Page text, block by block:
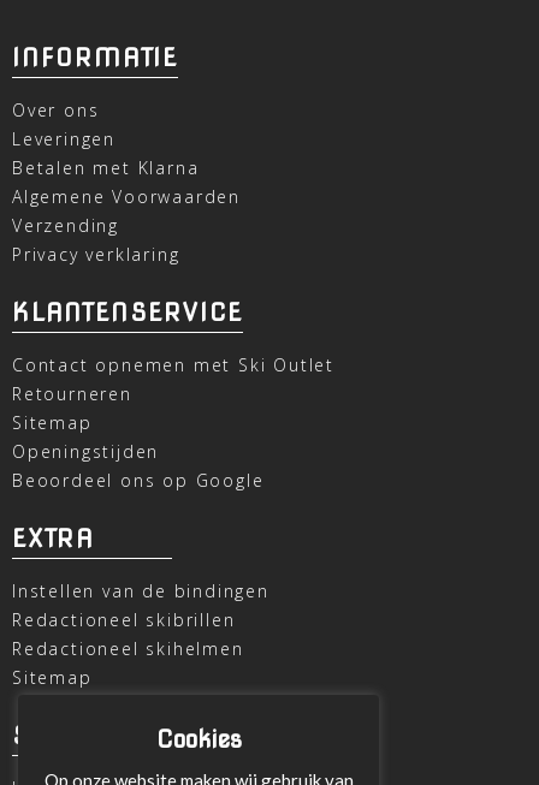
INFORMATIE
Over ons
Leveringen
Betalen met Klarna
Algemene Voorwaarden
Verzending
Privacy verklaring
KLANTENSERVICE
Contact opnemen met Ski Outlet
Retourneren
Sitemap
Openingstijden
Beoordeel ons op Google
EXTRA
Instellen van de bindingen
Redactioneel skibrillen
Redactioneel skihelmen
Sitemap
SKI OUTLETCookies